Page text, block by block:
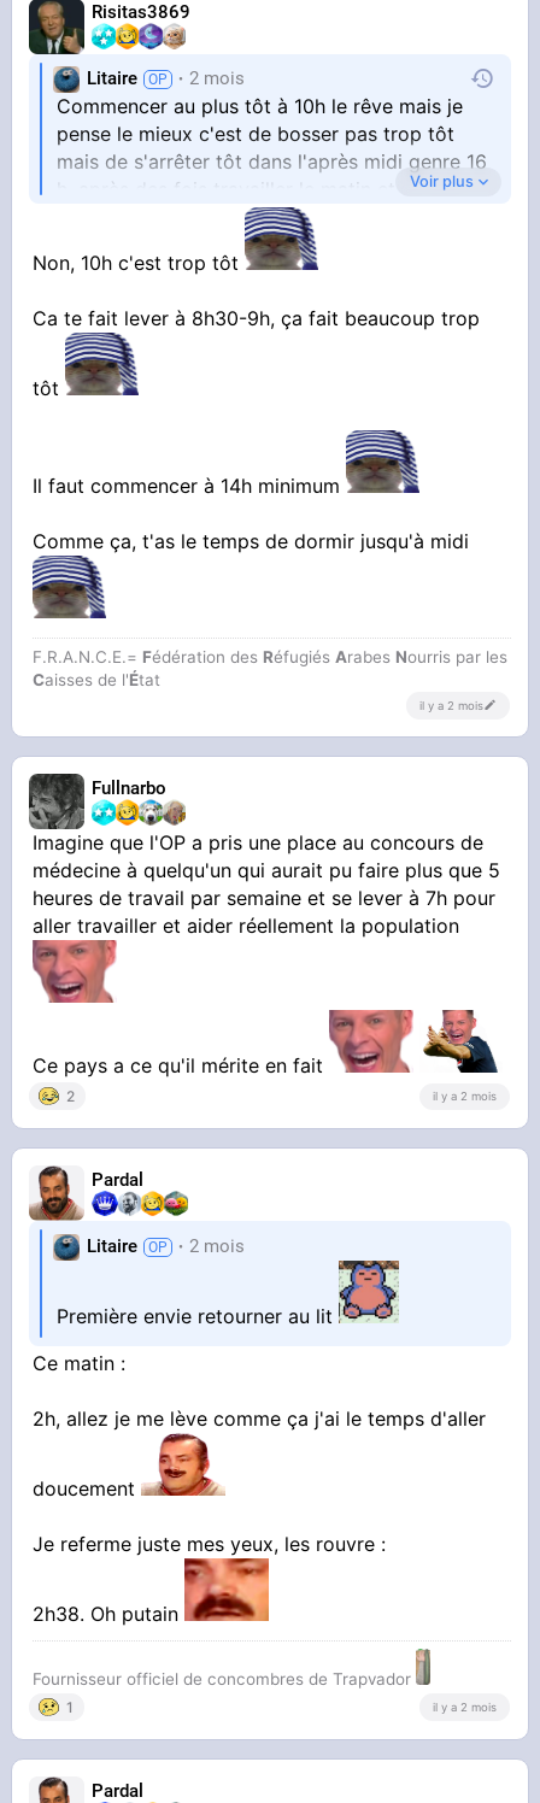
Risitas3869
Litaire 2 mois
Commencer au plus tôt à 10h le rêve mais je
pense le mieux c'est de bosser pas trop tôt
mais de s'arrêter tôt dans l'après midi genre 16
h, après des fois travailler le matin et ne pas
bosser l'après-midi c'est honnête aussi
Voir plus
Non, 10h c'est trop tôt
Ca te fait lever à 8h30-9h, ça fait beaucoup trop
tôt
Il faut commencer à 14h minimum
Comme ça, t'as le temps de dormir jusqu'à midi
F.R.A.N.C.E.= Fédération des Réfugiés Arabes Nourris par les
Caisses de l'État
il y a 2 mois
Fullnarbo
Imagine que l'OP a pris une place au concours de
médecine à quelqu'un qui aurait pu faire plus que 5
heures de travail par semaine et se lever à 7h pour
aller travailler et aider réellement la population
Ce pays a ce qu'il mérite en fait
2 il y a 2 mois
Pardal
Litaire 2 mois
Première envie retourner au lit
Ce matin :
2h, allez je me lève comme ça j'ai le temps d'aller
doucement
Je referme juste mes yeux, les rouvre :
2h38. Oh putain
Fournisseur officiel de concombres de Trapvador
1 il y a 2 mois
Pardal